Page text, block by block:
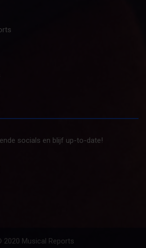
socials en blijf up-to-date!
2020 Musical Reports